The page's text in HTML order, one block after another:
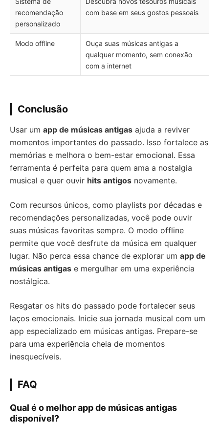
recomendação
personalizado
com base em seus gostos pessoais
Modo offline
Ouça suas músicas antigas a
qualquer momento, sem conexão
com a internet
Conclusão
Usar um app de músicas antigas ajuda a reviver
momentos importantes do passado. Isso fortalece as
memórias e melhora o bem-estar emocional. Essa
ferramenta é perfeita para quem ama a nostalgia
musical e quer ouvir hits antigos novamente.
Com recursos únicos, como playlists por décadas e
recomendações personalizadas, você pode ouvir
suas músicas favoritas sempre. O modo offline
permite que você desfrute da música em qualquer
lugar. Não perca essa chance de explorar um app de
músicas antigas e mergulhar em uma experiência
nostálgica.
Resgatar os hits do passado pode fortalecer seus
laços emocionais. Inicie sua jornada musical com um
app especializado em músicas antigas. Prepare-se
para uma experiência cheia de momentos
inesquecíveis.
FAQ
Qual é o melhor app de músicas antigas
disponível?